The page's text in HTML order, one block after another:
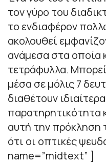
τον γύρο του
το ενδιαφέρον
ακολουθεί
ανάμεσα στα οποία
τετράφυλλα.
μέσα σε μόλις 7
διαθέτουν
παρατηρητικότητα
αυτή την πρόκληση
ότι οι οπτικές
name=”midtext” ]